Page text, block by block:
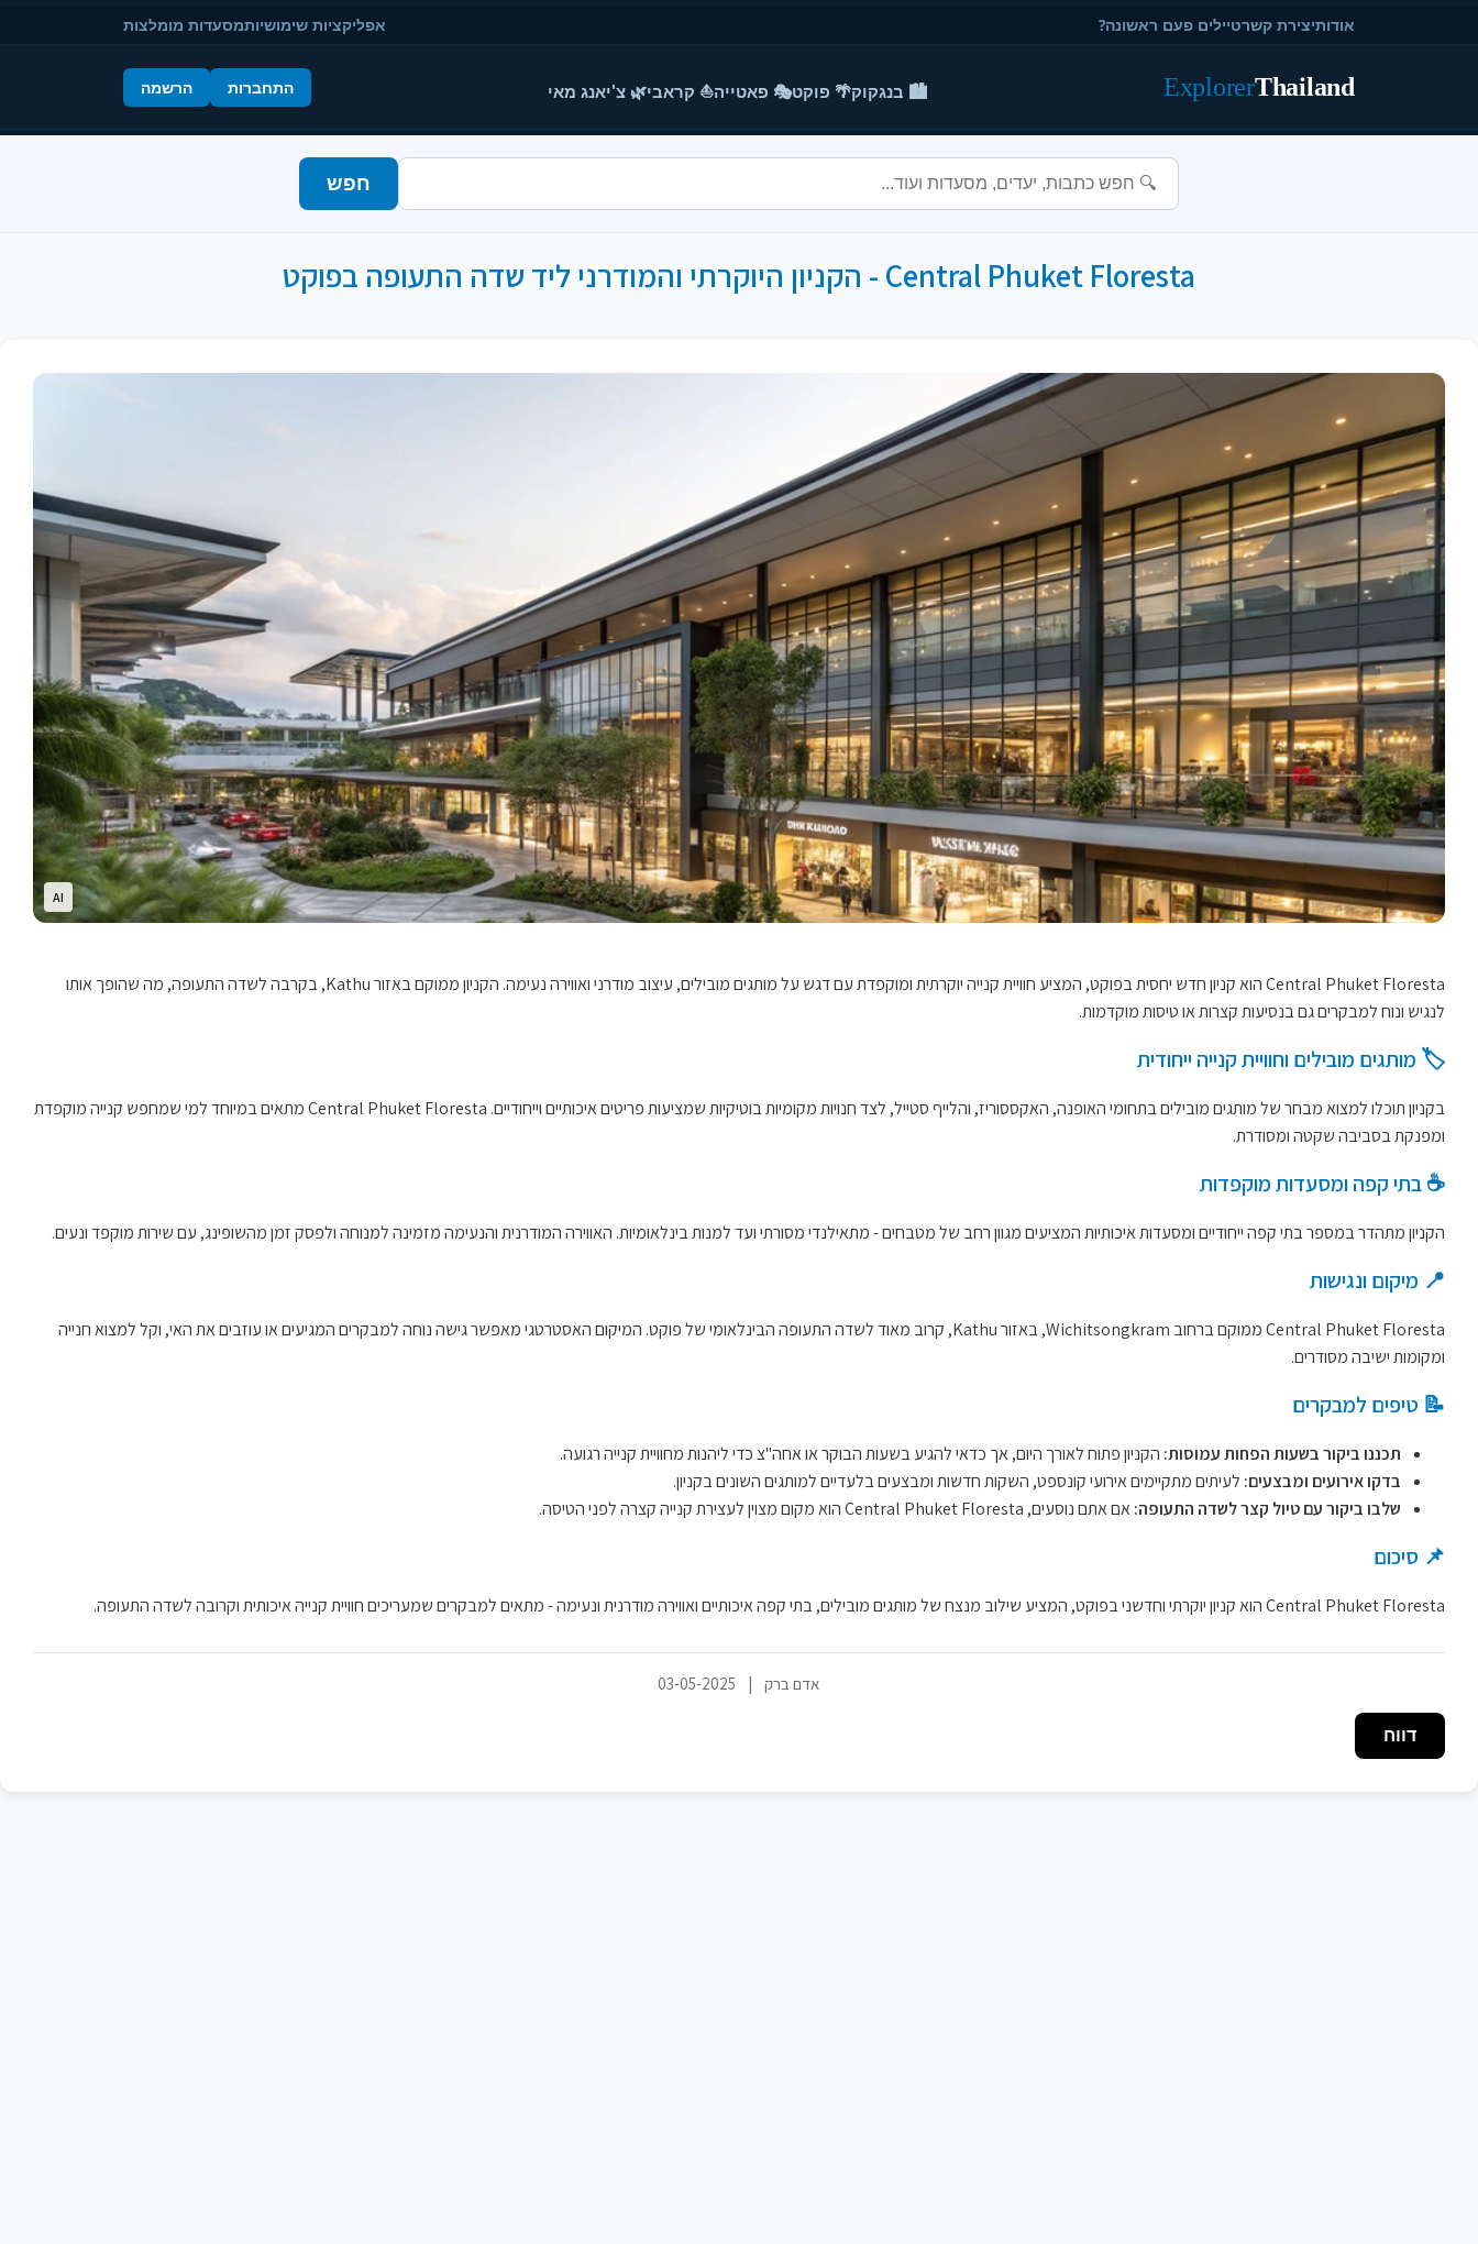
אודותיצירת קשרטיילים פעם ראשונה? אפליקציות שימושיותמסעדות מומלצות
Thailand
Explorer 🏙️ בנגקוק🌴 פוקט🎭 פאטייה⛵ קראבי🌿 צ'יאנג מאי התחברות הרשמה
חפש
Central Phuket Floresta - הקניון היוקרתי והמודרני ליד שדה התעופה בפוקט
AI
Central Phuket Floresta הוא קניון חדש יחסית בפוקט, המציע חוויית קנייה יוקרתית ומוקפדת עם דגש על מותגים מובילים, עיצוב מודרני ואווירה נעימה. הקניון ממוקם באזור Kathu, בקרבה לשדה התעופה, מה שהופך אותו
לנגיש ונוח למבקרים גם בנסיעות קצרות או טיסות מוקדמות.
🏷️ מותגים מובילים וחוויית קנייה ייחודית
בקניון תוכלו למצוא מבחר של מותגים מובילים בתחומי האופנה, האקססוריז, והלייף סטייל, לצד חנויות מקומיות בוטיקיות שמציעות פריטים איכותיים וייחודיים. Central Phuket Floresta מתאים במיוחד למי שמחפש קנייה מוקפדת
ומפנקת בסביבה שקטה ומסודרת.
☕ בתי קפה ומסעדות מוקפדות
הקניון מתהדר במספר בתי קפה ייחודיים ומסעדות איכותיות המציעים מגוון רחב של מטבחים - מתאילנדי מסורתי ועד למנות בינלאומיות. האווירה המודרנית והנעימה מזמינה למנוחה ולפסק זמן מהשופינג, עם שירות מוקפד ונעים.
📍 מיקום ונגישות
Central Phuket Floresta ממוקם ברחוב Wichitsongkram, באזור Kathu, קרוב מאוד לשדה התעופה הבינלאומי של פוקט. המיקום האסטרטגי מאפשר גישה נוחה למבקרים המגיעים או עוזבים את האי, וקל למצוא חנייה
ומקומות ישיבה מסודרים.
📝 טיפים למבקרים
תכננו ביקור בשעות הפחות עמוסות: הקניון פתוח לאורך היום, אך כדאי להגיע בשעות הבוקר או אחה"צ כדי ליהנות מחוויית קנייה רגועה.
בדקו אירועים ומבצעים: לעיתים מתקיימים אירועי קונספט, השקות חדשות ומבצעים בלעדיים למותגים השונים בקניון.
שלבו ביקור עם טיול קצר לשדה התעופה:אם אתם נוסעים, Central Phuket Floresta הוא מקום מצוין לעצירת קנייה קצרה לפני הטיסה.
📌 סיכום
Central Phuket Floresta הוא קניון יוקרתי וחדשני בפוקט, המציע שילוב מנצח של מותגים מובילים, בתי קפה איכותיים ואווירה מודרנית ונעימה - מתאים למבקרים שמעריכים חוויית קנייה איכותית וקרובה לשדה התעופה.
אדם ברק |
03-05-2025
דווח